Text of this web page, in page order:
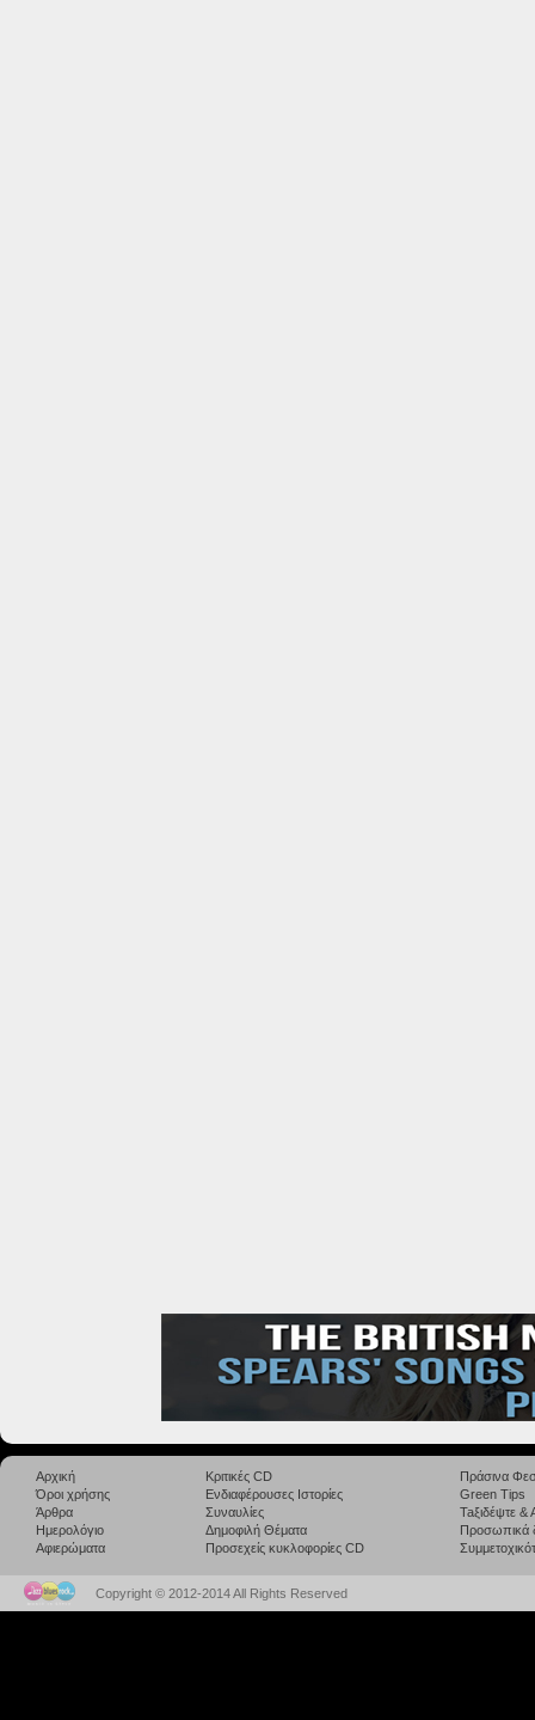
Αρχική
Όροι χρήσης
Άρθρα
Ημερολόγιο
Αφιερώματα
Κριτικές CD
Ενδιαφέρουσες Ιστορίες
Συναυλίες
Δημοφιλή Θέματα
Προσεχείς κυκλοφορίες CD
Πράσινα
Green Tips
Taξιδέψτε
Προσωπικά
Copyright © 2012-2014 All Rights Reserved